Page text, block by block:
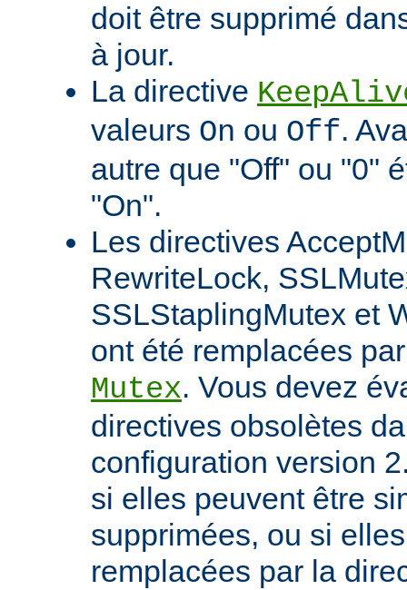
doit être supprimé
à jour.
La directive
valeurs On ou Off.
autre que "Off" ou "0"
"On".
Les directives
RewriteLock,
SSLStaplingMutex et
ont été remplacées
Mutex. Vous devez
directives obsolètes
configuration version
si elles peuvent être
supprimées, ou si
remplacées par la